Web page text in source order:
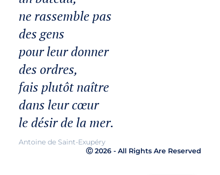
ne rassemble pas
des gens
pour leur donner
des ordres,
fais plutôt naître
dans leur cœur
le désir de la mer.
Antoine de Saint-Exupéry
Ⓒ 2026 - All Rights Are Reserved